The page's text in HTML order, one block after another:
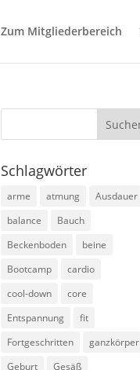
Zum Mitgliederbereich
Schlagwörter
arme atmung
Ausdauer
balance
Bauch
Beckenboden
beine
Bootcamp
cardio
cool-down
core
Entspannung
fit
Fortgeschritten
ganzkörper
Geburt
Gesäß